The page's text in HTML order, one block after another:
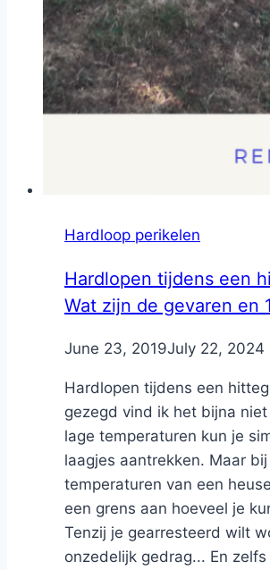
Hardloop perikelen
Hardlopen tijdens een
Wat zijn de gevaren en
ByNicole
June 23, 2019July 22, 2024
Hardlopen tijdens een
gezegd vind ik het bijna
lage temperaturen kun je
laagjes aantrekken. Maar
temperaturen van een
een grens aan hoeveel je
Tenzij je gearresteerd wilt
onzedelijk gedrag... En